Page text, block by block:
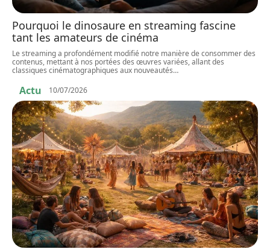
Pourquoi le dinosaure en streaming fascine
tant les amateurs de cinéma
Le streaming a profondément modifié notre manière de consommer des
contenus, mettant à nos portées des œuvres variées, allant des
classiques cinématographiques aux nouveautés…
Actu 10/07/2026